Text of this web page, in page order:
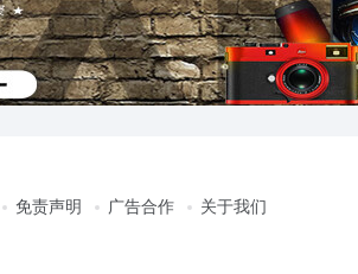
免责声明 广告合作 关于我们